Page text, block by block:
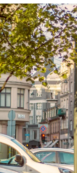
Strategy
Identity
Team